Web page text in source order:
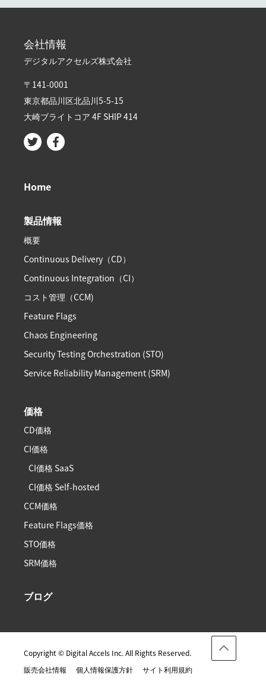
会社情報
デジタルアクセルズ株式会社
〒141-0001
東京都品川区北品川5-5-15​
大崎ブライトコア 4F SHIP 414
Home
製品情報
概要
Continuous Delivery（CD）
Continuous Integration（CI）
コスト管理（CCM)
Feature Flags
Chaos Engineering
Security Testing Orchestration (STO)
Service Reliability Management (SRM)
価格
CD価格
CI価格
CI価格 SaaS
CI価格 Self-hosted
CCM価格
Feature Flags価格
STO価格
SRM価格
ブログ
Copyright © Digital Accels Inc. All Rights Reserved.
販売会社情報
個人情報保護方針 サイト利用規約